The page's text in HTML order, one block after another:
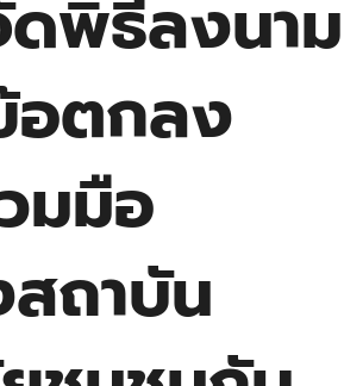
พิธีลงนาม
ตกลง
มมือ
สถาบัน